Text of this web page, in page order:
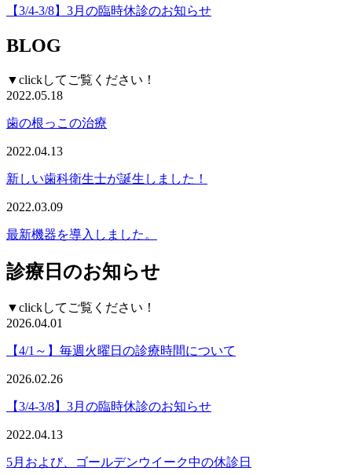
【3/4-3/8】3月の臨時休診のお知らせ
BLOG
▼clickしてご覧ください！
2022.05.18
歯の根っこの治療
2022.04.13
新しい歯科衛生士が誕生しました！
2022.03.09
最新機器を導入しました。
診療日のお知らせ
▼clickしてご覧ください！
2026.04.01
【4/1～】毎週火曜日の診療時間について
2026.02.26
【3/4-3/8】3月の臨時休診のお知らせ
2022.04.13
5月および、ゴールデンウイーク中の休診日